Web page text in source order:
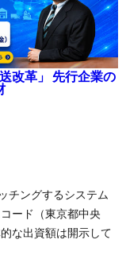
改革」 先行企業の
チングするシステム
ード（東京都中央
な出資額は開示して